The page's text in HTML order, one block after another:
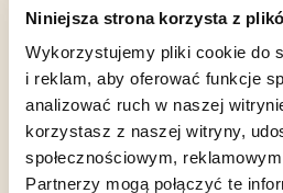
Niniejsza strona korzysta z
Wykorzystujemy pliki cookie do
i reklam, aby oferować funkcje
analizować ruch w naszej
korzystasz z naszej witryny,
społecznościowym,
Partnerzy mogą połączyć te
OPIS TKANINA SKŁAD